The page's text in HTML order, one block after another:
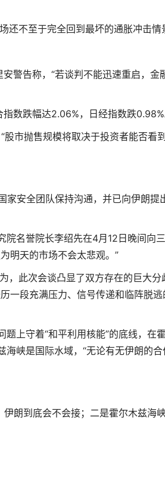
不至于完全回到最坏的通胀冲击情
警告称，“若谈判不能迅速重启，金
数跌幅达2.06%，日经指数跌0.98%
市抛售规模将取决于投资者能否看
安全团队保持沟通，并已向伊朗提
名誉院长李绍先在4月12日晚间向
明天的市场不会太悲观。”
此次会谈凸显了双方存在的巨大分
一段充满压力、信号传递和临阵脱逃
上守着“和平利用核能”的底线，在
峡是国际水域，“无论有无伊朗的合
朗到底会不会接；二是霍尔木兹海